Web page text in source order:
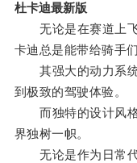
杜卡迪最新版
无论是在赛道上飞
卡迪总是能带给骑手
其强大的动力系统
到极致的驾驶体验。
而独特的设计风格
界独树一帜。
无论是作为日常代